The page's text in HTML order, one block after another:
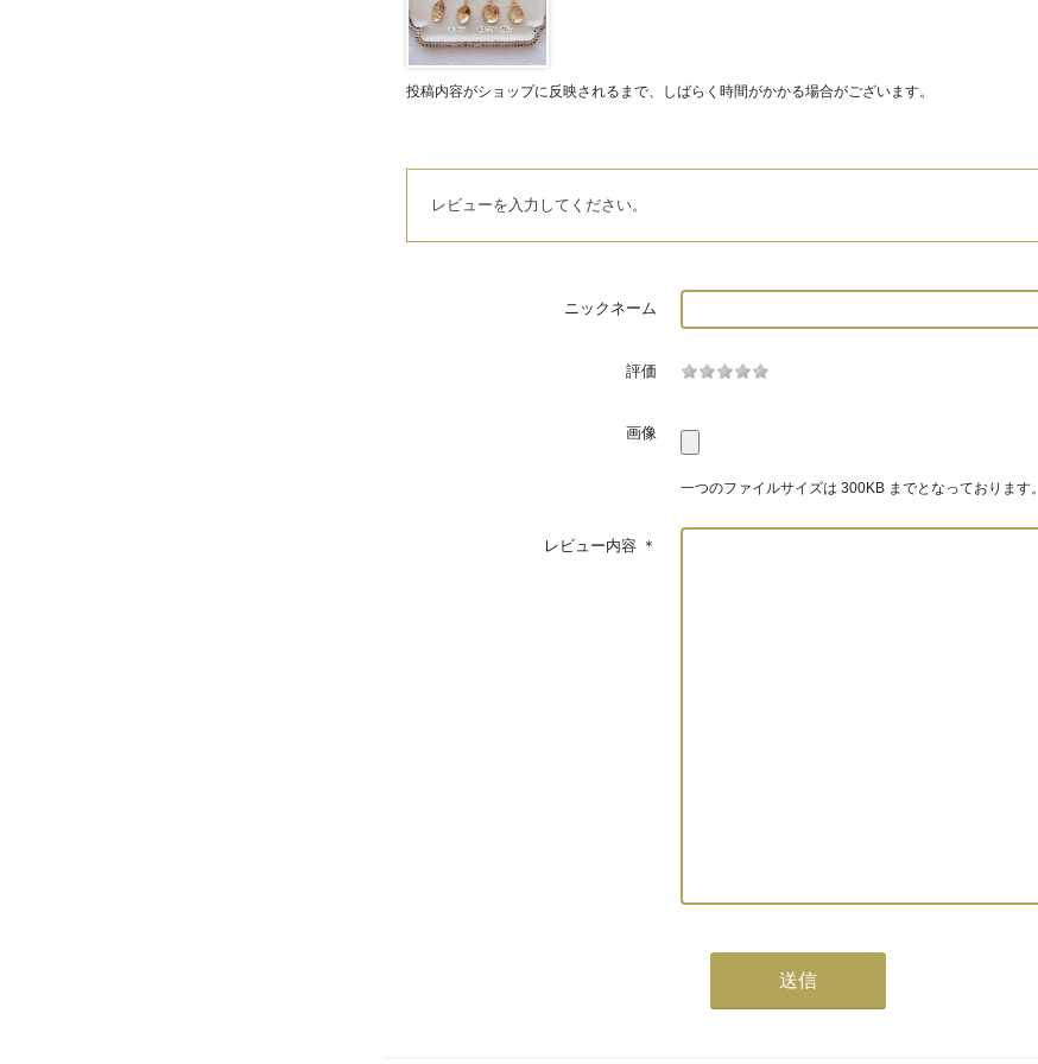
投稿内容がショップに反映されるまで、しばらく時間がかかる場合がございます。
レビューを入力してください。
ニックネーム
評価
画像
一つのファイルサイズは 300KB までとなっております。
レビュー内容 ＊